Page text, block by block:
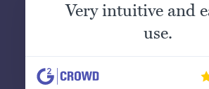
Very intuitive and
use.